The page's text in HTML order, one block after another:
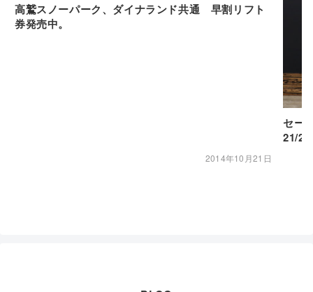
高鷲スノーパーク、ダイナランド共通 早割リフト
券発売中。
2014年10月21日
セー
21/